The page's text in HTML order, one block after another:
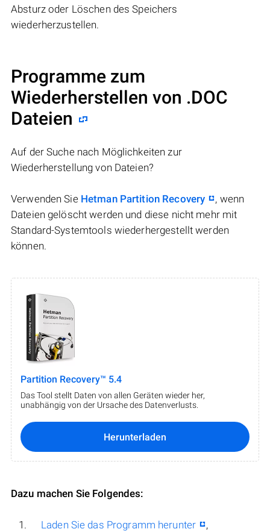
Absturz oder Löschen des Speichers
wiederherzustellen.
Programme zum
Wiederherstellen von .DOC
Dateien
Auf der Suche nach Möglichkeiten zur
Wiederherstellung von Dateien?
Verwenden Sie Hetman Partition Recovery
, wenn
Dateien gelöscht werden und diese nicht mehr mit
Standard-Systemtools wiederhergestellt werden
können.
Partition Recovery™ 5.4
Das Tool stellt Daten von allen Geräten wieder her,
unabhängig von der Ursache des Datenverlusts.
Herunterladen
Dazu machen Sie Folgendes:
Laden Sie das Programm herunter
,